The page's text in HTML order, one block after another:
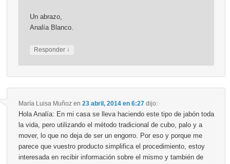
Un abrazo,
Analía Blanco.
Responder ↓
María Luisa Muñozen 23 abril, 2014 en 6:27 dijo:
Hola Analía: En mi casa se lleva haciendo este tipo de jabón toda
la vida, pero utilizando el método tradicional de cubo, palo y a
mover, lo que no deja de ser un engorro. Por eso y porque me
parece que vuestro producto simplifica el procedimiento, estoy
interesada en recibir información sobre el mismo y también de